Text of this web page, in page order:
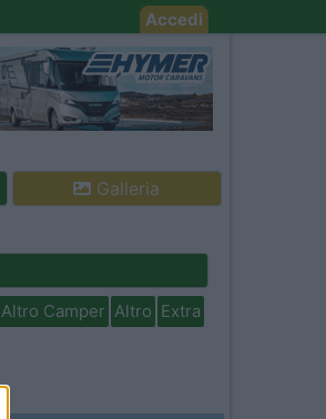
Accedi
Galleria
Altro Camper Altro Extra